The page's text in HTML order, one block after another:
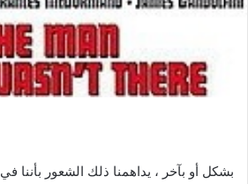
ت
ي
بشكل أو بآخر ، يداهمنا ذلك الشعور بأننا